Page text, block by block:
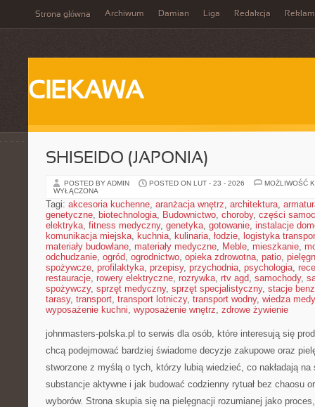
Strona główna Archiwum Damian Liga Redakcja
CIEKAWA
SHISEIDO (JAPONIA)
POSTED BY ADMIN POSTED ON LUT - 23 - 2026
MOŻLIWOŚĆ
WYŁĄCZONA
Tagi: akcesoria kuchenne, aranżacja wnętrz, architektura,
genetyczne, biotechnologia, Budownictwo, choroby, części
elektryka, fitness medyczny, genetyka, gotowanie, instalacje
komunikacja miejska, kuchnia, kulinaria, łodzie, logistyka
materiały budowlane, materiały medyczne, Meble, mieszkanie,
odchudzanie, ogród, ogrodnictwo, opieka zdrowotna, patio,
spożywcze, profilaktyka, przepisy, przychodnia, psychologia,
restauracje, rowery elektryczne, rozrywka, rtv agd, samochody,
spożywczy, sprzęt medyczny, sprzęt specjalistyczny, stacje
tarasy, transport, transport lotniczy, transport wodny, wiedza
wyposażenie kuchni, wyposażenie wnętrz, zdrowe żywienie
johnmasters-polska.pl to serwis dla osób, które interesują się
chcą podejmować bardziej świadome decyzje zakupowe oraz
stworzone z myślą o tych, którzy lubią wiedzieć, co nakładają na
substancje aktywne i jak budować codzienny rytuał bez chaosu
wyborów. Strona skupia się na pielęgnacji rozumianej jako